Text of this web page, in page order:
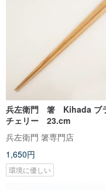
兵左衛門 箸 Kihada ブ
チェリー 23.cm
兵左衛門 箸専門店
1,650円
環境に優しい